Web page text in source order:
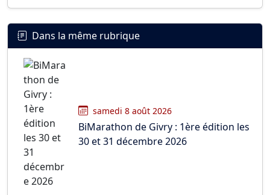
Dans la même rubrique
samedi 8 août 2026
BiMarathon de Givry : 1ère édition les
30 et 31 décembre 2026